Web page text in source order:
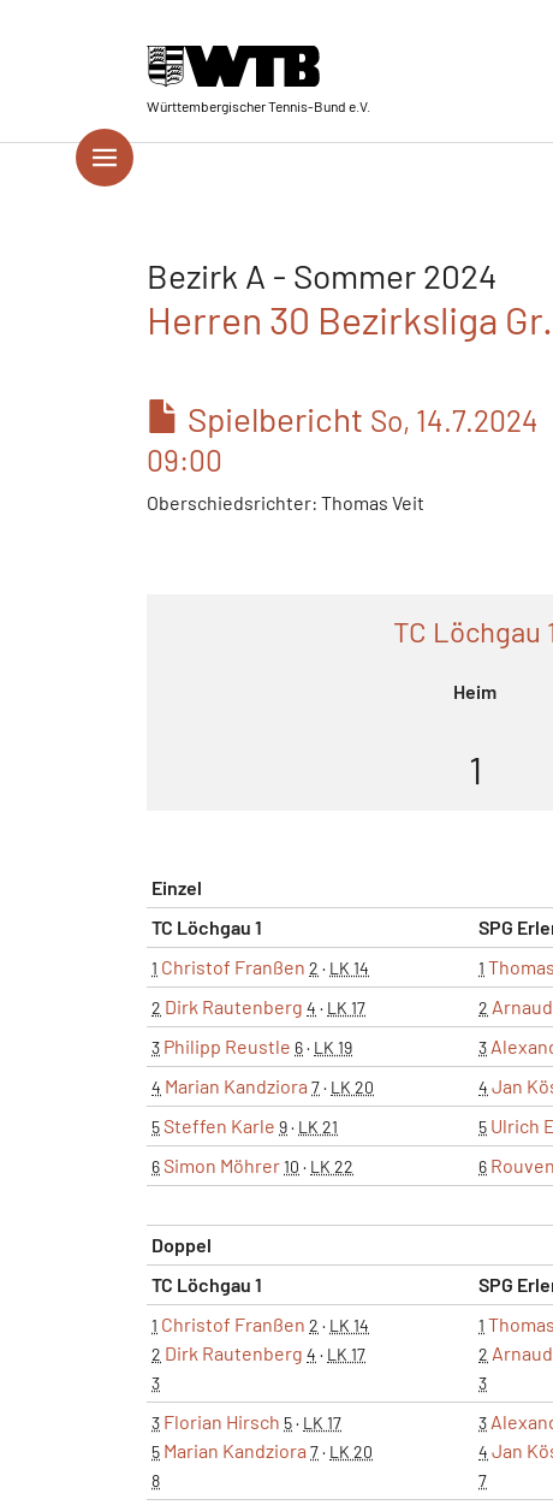
Württembergischer Tennis-Bund e.V.
Bezirk A - Sommer 2024
Herren 30 Bezirksliga
Spielbericht So, 14.7.2024
09:00
Oberschiedsrichter: Thomas Veit
TC Löchgau
Heim
1
Einzel
TC Löchgau 1
SPG
1 Christof Franßen 2 · LK 14 1
2 Dirk Rautenberg 4 · LK 17 2
3 Philipp Reustle 6· LK 19 3
4 Marian Kandziora 7· LK 20 4 Jan
5Steffen Karle 9· LK 21 5 Ulrich
6Simon Möhrer10 · LK 22 6
Doppel
TC Löchgau 1
SPG
1 Christof Franßen 2 · LK 14
2 Dirk Rautenberg 4 · LK 17
3
1
2
3
3 Florian Hirsch 5· LK 17
5 Marian Kandziora 7· LK 20
8
3
4 Jan
7